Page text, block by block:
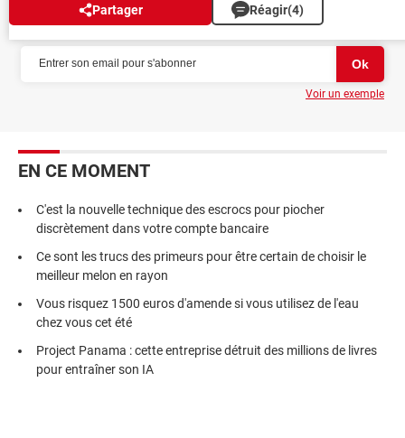
Partager Réagir(4)
NEWSLETTER
Voir un exemple
EN CE MOMENT
C'est la nouvelle technique des escrocs pour piocher
discrètement dans votre compte bancaire
Ce sont les trucs des primeurs pour être certain de choisir le
meilleur melon en rayon
Vous risquez 1500 euros d'amende si vous utilisez de l'eau
chez vous cet été
Project Panama : cette entreprise détruit des millions de livres
pour entraîner son IA